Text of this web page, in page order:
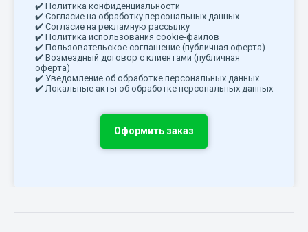
✔️ Политика конфиденциальности
✔️ Согласие на обработку персональных данных
✔️ Согласие на рекламную рассылку
✔️ Политика использования cookie-файлов
✔️ Пользовательское соглашение (публичная оферта)
✔️ Возмездный договор с клиентами (публичная
оферта)
✔️ Уведомление об обработке персональных данных
✔️ Локальные акты об обработке персональных данных
Оформить заказ